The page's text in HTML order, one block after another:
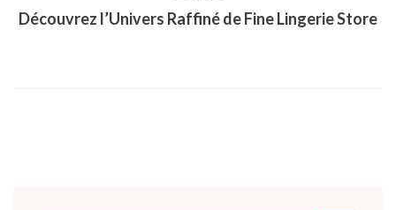
Découvrez l’Univers Raffiné de Fine Lingerie Store